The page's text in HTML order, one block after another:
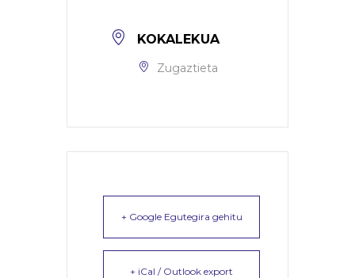
KOKALEKUA
Zugaztieta
+ Google Egutegira gehitu
+ iCal / Outlook export